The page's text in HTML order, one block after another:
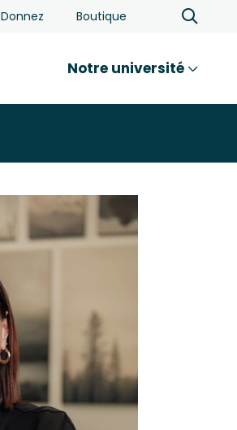
Donnez Boutique
Notre université